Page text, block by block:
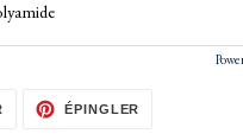
TWEETERÉPINGLER